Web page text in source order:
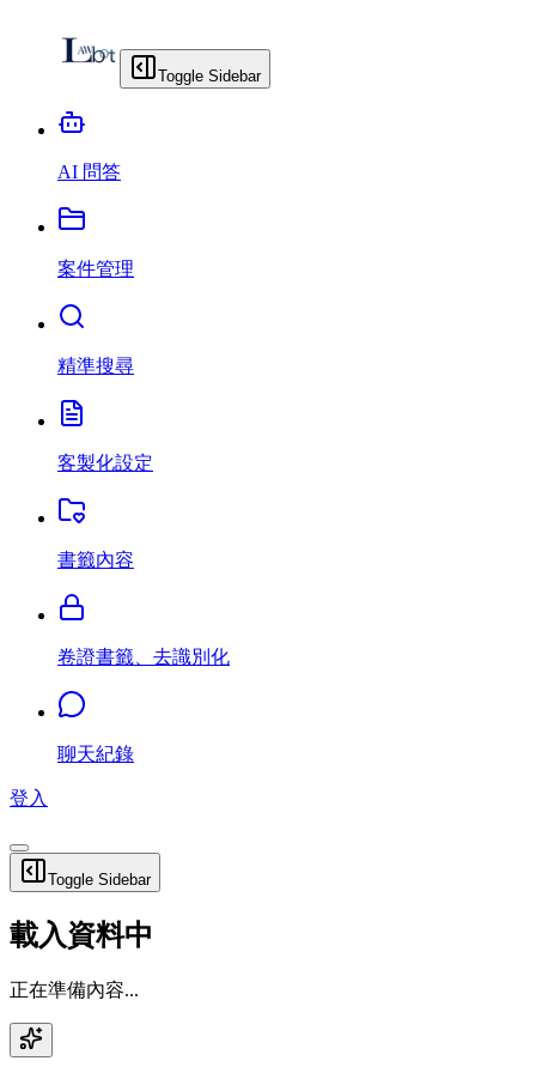
Toggle Sidebar
AI 問答
案件管理
精準搜尋
客製化設定
書籤內容
卷證書籤、去識別化
聊天紀錄
登入
Toggle Sidebar
載入資料中
正在準備內容...